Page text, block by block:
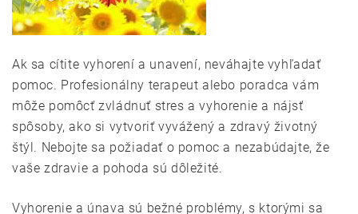
Ak sa cítite vyhorení a unavení, neváhajte vyhľadať
pomoc. Profesionálny terapeut alebo poradca vám
môže pomôcť zvládnuť stres a vyhorenie a nájsť
spôsoby, ako si vytvoriť vyvážený a zdravý životný
štýl. Nebojte sa požiadať o pomoc a nezabúdajte, že
vaše zdravie a pohoda sú dôležité.
Vyhorenie a únava sú bežné problémy, s ktorými sa